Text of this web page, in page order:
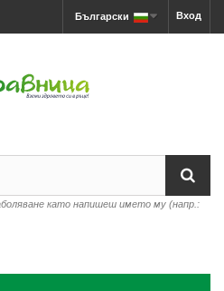
Вход
Български
като напишеш името му (напр.: